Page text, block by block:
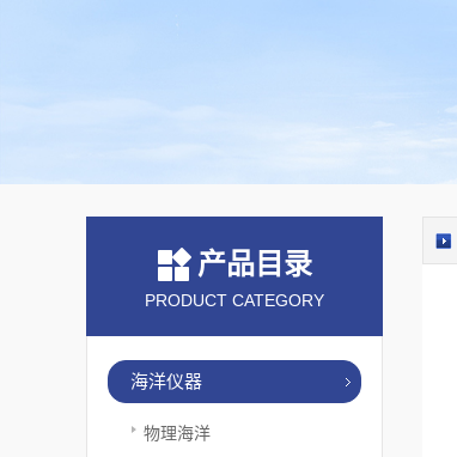
产品目录
PRODUCT CATEGORY
海洋仪器
物理海洋